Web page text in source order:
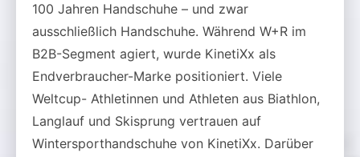
100 Jahren Handschuhe – und zwar
ausschließlich Handschuhe. Während W+R im
B2B-Segment agiert, wurde KinetiXx als
Endverbraucher-Marke positioniert. Viele
Weltcup- Athletinnen und Athleten aus Biathlon,
Langlauf und Skisprung vertrauen auf
Wintersporthandschuhe von KinetiXx. Darüber